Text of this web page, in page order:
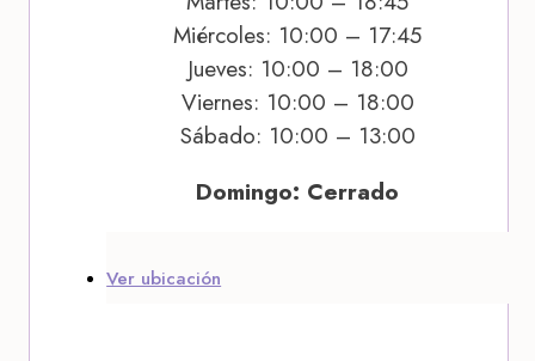
Miércoles: 10:00 – 17:45
Jueves: 10:00 – 18:00
Viernes: 10:00 – 18:00
Sábado: 10:00 – 13:00
Domingo: Cerrado
Ver ubicación